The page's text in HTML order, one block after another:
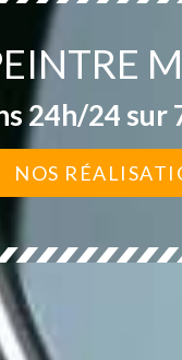
24h/24 sur
NOS